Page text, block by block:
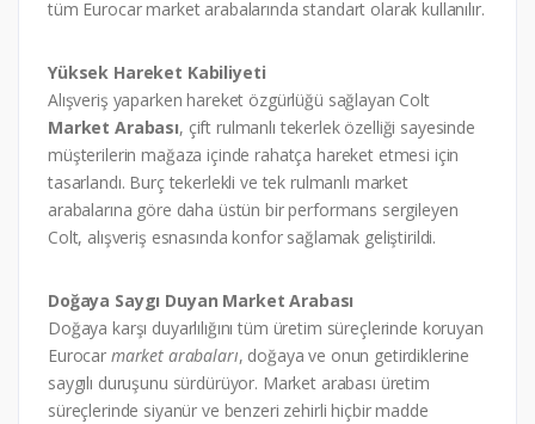
tüm Eurocar market arabalarında standart olarak kullanılır.
Yüksek Hareket Kabiliyeti
Alışveriş yaparken hareket özgürlüğü sağlayan Colt
Market Arabası, çift rulmanlı tekerlek özelliği sayesinde
müşterilerin mağaza içinde rahatça hareket etmesi için
tasarlandı. Burç tekerlekli ve tek rulmanlı market
arabalarına göre daha üstün bir performans sergileyen
Colt, alışveriş esnasında konfor sağlamak geliştirildi.
Doğaya Saygı Duyan Market Arabası
Doğaya karşı duyarlılığını tüm üretim süreçlerinde koruyan
Eurocar market arabaları, doğaya ve onun getirdiklerine
saygılı duruşunu sürdürüyor. Market arabası üretim
süreçlerinde siyanür ve benzeri zehirli hiçbir madde